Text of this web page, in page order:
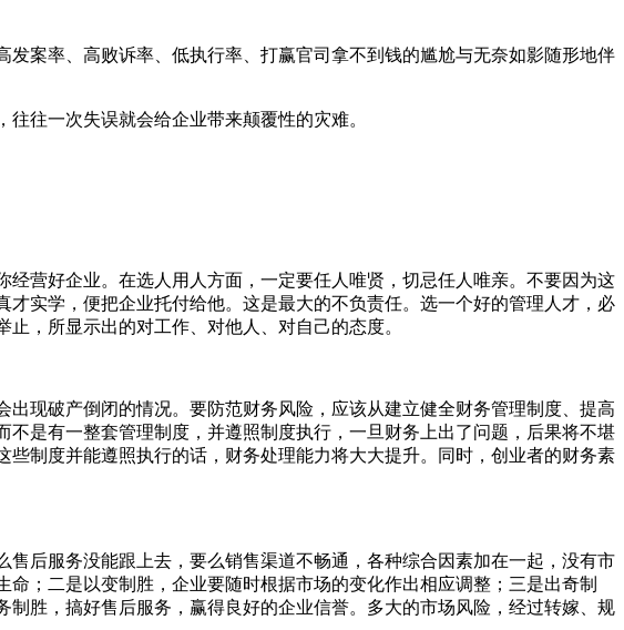
案率、高败诉率、低执行率、打赢官司拿不到钱的尴尬与无奈如影随形地伴
往一次失误就会给企业带来颠覆性的灾难。
营好企业。在选人用人方面，一定要任人唯贤，切忌任人唯亲。不要因为这
实学，便把企业托付给他。这是最大的不负责任。选一个好的管理人才，必
，所显示出的对工作、对他人、对自己的态度。
现破产倒闭的情况。要防范财务风险，应该从建立健全财务管理制度、提高
是有一整套管理制度，并遵照制度执行，一旦财务上出了问题，后果将不堪
制度并能遵照执行的话，财务处理能力将大大提升。同时，创业者的财务素
后服务没能跟上去，要么销售渠道不畅通，各种综合因素加在一起，没有市
；二是以变制胜，企业要随时根据市场的变化作出相应调整；三是出奇制
胜，搞好售后服务，赢得良好的企业信誉。多大的市场风险，经过转嫁、规